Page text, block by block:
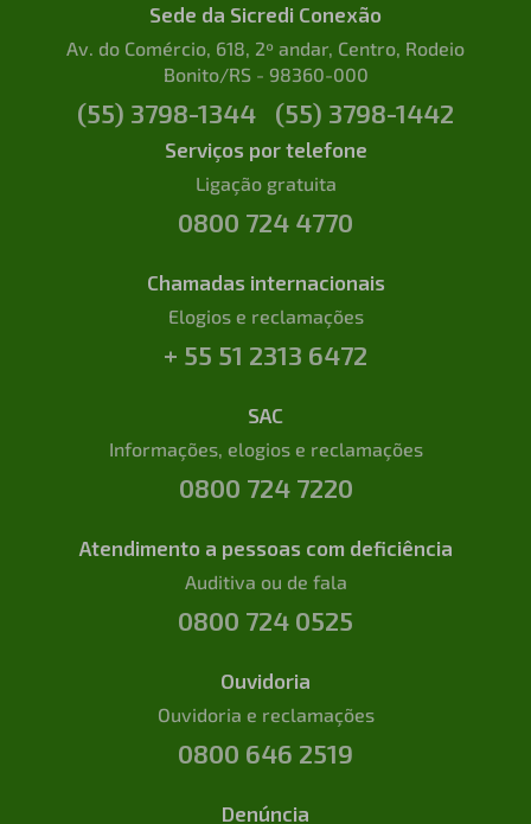
Sede da Sicredi Conexão
Av. do Comércio, 618, 2º andar, Centro, Rodeio
Bonito/RS - 98360-000
(55) 3798-1344 (55) 3798-1442
Serviços por telefone
Ligação gratuita
0800 724 4770
Chamadas internacionais
Elogios e reclamações
+ 55 51 2313 6472
SAC
Informações, elogios e reclamações
0800 724 7220
Atendimento a pessoas com deficiência
Auditiva ou de fala
0800 724 0525
Ouvidoria
Ouvidoria e reclamações
0800 646 2519
Denúncia